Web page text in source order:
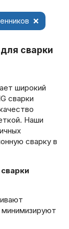
сварки
широкий
сварки
Наши
сварку в
минимизируют